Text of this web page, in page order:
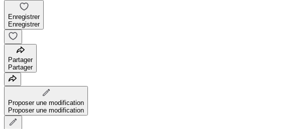
Enregistrer
Enregistrer
Partager
Partager
Proposer une modification
Proposer une modification